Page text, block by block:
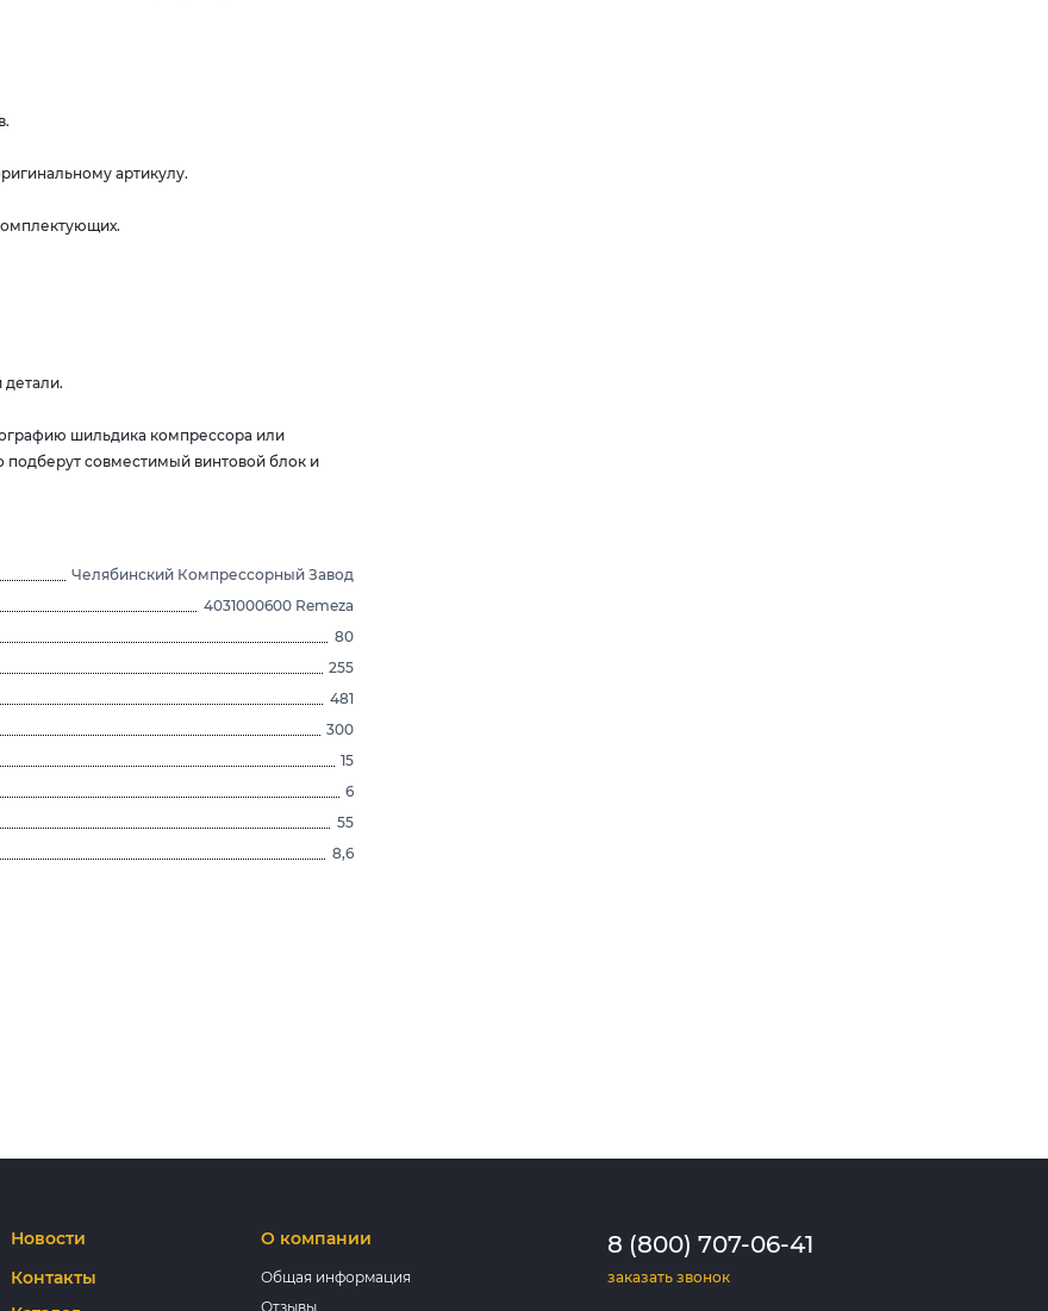
артикулу.
шильдика компрессора или
совместимый винтовой блок и
Челябинский Компрессорный Завод
4031000600 Remeza
80
255
481
300
15
6
55
8,6
О компании
Общая информация
Отзывы
Новости
Контакты
8 (800) 707-06-41
заказать звонок